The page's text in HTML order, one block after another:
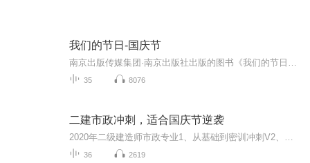
我们的节日-国庆节
35 8076
二建市政冲刺，适合国庆节逆袭
36 2619